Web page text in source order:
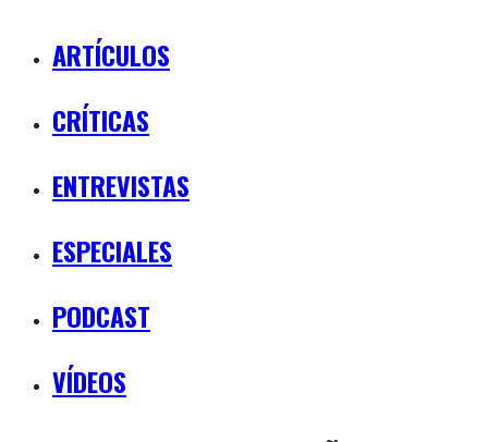
ARTÍCULOS
CRÍTICAS
ENTREVISTAS
ESPECIALES
PODCAST
VÍDEOS